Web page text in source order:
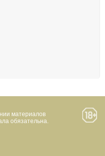
материалов
обязательна.